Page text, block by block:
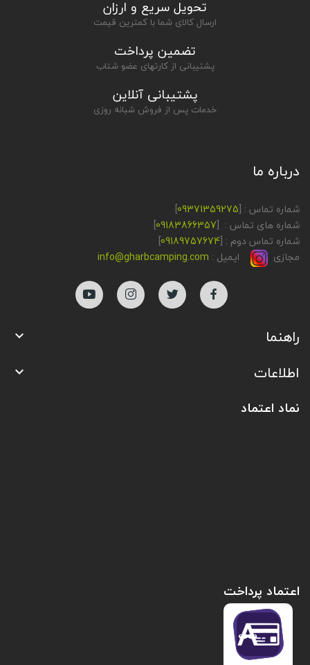
تحویل سریع و ارزان
ارسال کالای شما با کمترین قیمت
تضمین پرداخت
پشتیبانی از کارتهای عضو شتاب
پشتیبانی آنلاین
خدمات پس از فروش شبانه روزی
درباره ما
شماره تماس : [09371359275
]
شماره های تماس : [09183866357
]
شماره تماس دوم : [09189757674
]
مجازی
ایمیل : info@gharbcamping.com
راهنما 
اطلاعات 
نماد اعتماد
اعتماد پرداخت